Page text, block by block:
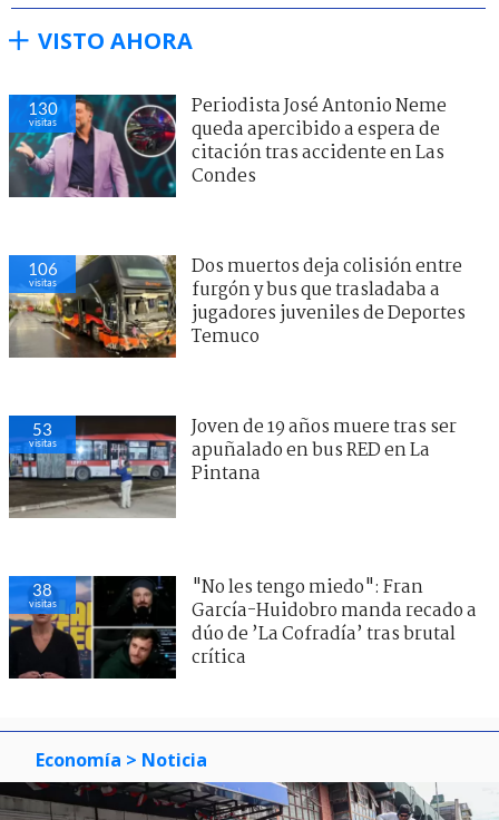
VISTO AHORA
130
visitas
Periodista José Antonio Neme
queda apercibido a espera de
citación tras accidente en Las
Condes
106
visitas
Dos muertos deja colisión entre
furgón y bus que trasladaba a
jugadores juveniles de Deportes
Temuco
53
visitas
Joven de 19 años muere tras ser
apuñalado en bus RED en La
Pintana
38
visitas
"No les tengo miedo": Fran
García-Huidobro manda recado a
dúo de ’La Cofradía’ tras brutal
crítica
Economía > Noticia